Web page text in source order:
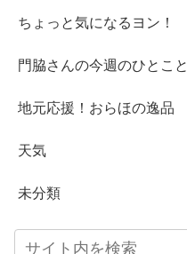
ちょっと気になるヨン！
門脇さんの今週のひとこと
地元応援！おらほの逸品
天気
未分類